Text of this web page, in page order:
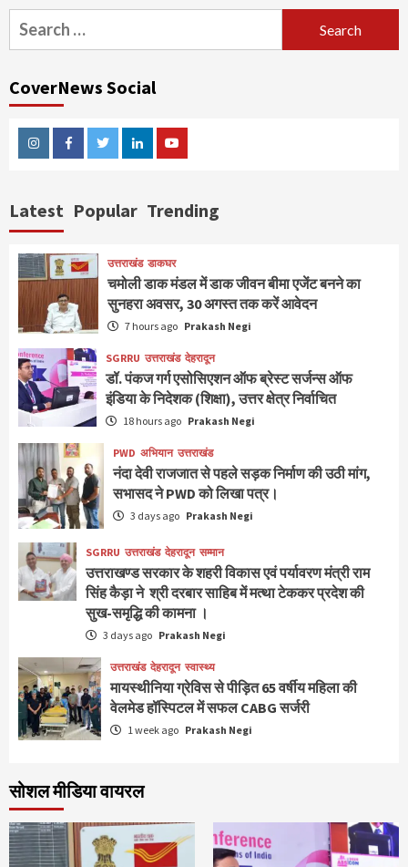
Search
for:
CoverNews Social
InstagramFacebookTwitterLinkedinYoutube
Latest Popular Trending
उत्तराखंड डाकघर
चमोली डाक मंडल में डाक जीवन बीमा एजेंट बनने का
सुनहरा अवसर, 30 अगस्त तक करें आवेदन
7 hours ago Prakash Negi
SGRRU उत्तराखंड देहरादून
डॉ. पंकज गर्ग एसोसिएशन ऑफ ब्रेस्ट सर्जन्स ऑफ
इंडिया के निदेशक (शिक्षा), उत्तर क्षेत्र निर्वाचित
18 hours ago Prakash Negi
PWD अभियान उत्तराखंड
नंदा देवी राजजात से पहले सड़क निर्माण की उठी मांग,
सभासद ने PWD को लिखा पत्र।
3 days ago Prakash Negi
SGRRU उत्तराखंड देहरादून सम्मान
उत्तराखण्ड सरकार के शहरी विकास एवं पर्यावरण मंत्री राम
सिंह कैड़ा ने श्री दरबार साहिब में मत्था टेककर प्रदेश की
सुख-समृद्धि की कामना ।
3 days ago Prakash Negi
उत्तराखंड देहरादून स्वास्थ्य
मायस्थीनिया ग्रेविस से पीड़ित 65 वर्षीय महिला की
वेलमेड हॉस्पिटल में सफल CABG सर्जरी
1 week ago Prakash Negi
सोशल मीडिया वायरल